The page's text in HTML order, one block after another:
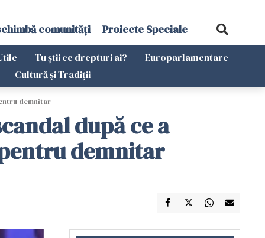
comunități Proiecte Speciale
Tu știi ce drepturi ai?
Europarlamentare
Cultură și Tradiții
demnitar
după ce a
demnitar